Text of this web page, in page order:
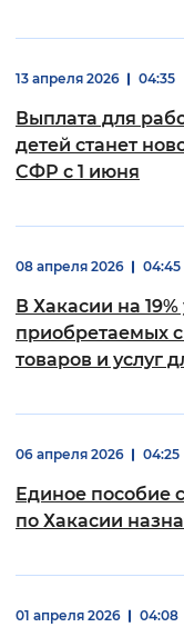
13 апреля 2026 04:35
Выплата для
детей станет
СФР с 1 июня
08 апреля 2026 04:45
В Хакасии на
приобретаемых
товаров и услуг
06 апреля 2026 04:25
Единое пособие
по Хакасии
01 апреля 2026 04:08